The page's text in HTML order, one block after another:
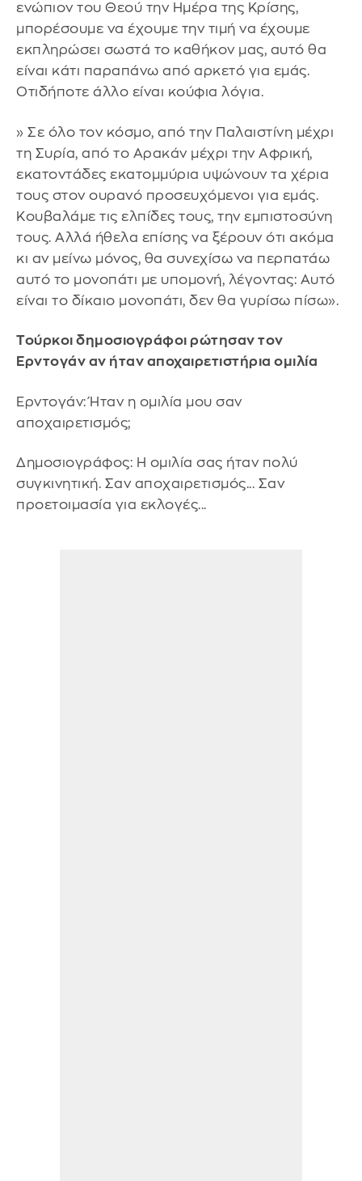
ενώπιον του Θεού την Ημέρα της Κρίσης,
μπορέσουμε να έχουμε την τιμή να έχουμε
εκπληρώσει σωστά το καθήκον μας, αυτό θα
είναι κάτι παραπάνω από αρκετό για εμάς.
Οτιδήποτε άλλο είναι κούφια λόγια.
» Σε όλο τον κόσμο, από την Παλαιστίνη μέχρι
τη Συρία, από το Αρακάν μέχρι την Αφρική,
εκατοντάδες εκατομμύρια υψώνουν τα χέρια
τους στον ουρανό προσευχόμενοι για εμάς.
Κουβαλάμε τις ελπίδες τους, την εμπιστοσύνη
τους. Αλλά ήθελα επίσης να ξέρουν ότι ακόμα
κι αν μείνω μόνος, θα συνεχίσω να περπατάω
αυτό το μονοπάτι με υπομονή, λέγοντας: Αυτό
είναι το δίκαιο μονοπάτι, δεν θα γυρίσω πίσω».
Τούρκοι δημοσιογράφοι ρώτησαν τον
Ερντογάν αν ήταν αποχαιρετιστήρια ομιλία
Ερντογάν: Ήταν η ομιλία μου σαν
αποχαιρετισμός;
Δημοσιογράφος: Η ομιλία σας ήταν πολύ
συγκινητική. Σαν αποχαιρετισμός... Σαν
προετοιμασία για εκλογές...